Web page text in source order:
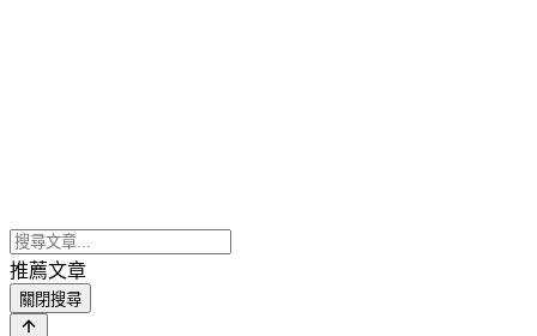
推薦文章
關閉搜尋